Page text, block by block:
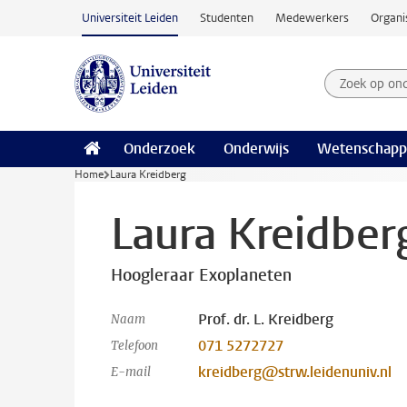
Ga naar hoofdinhoud
Universiteit Leiden Studenten Medewerkers
Zoek op
Zoekterm
Onderzoek Onderwijs
Home Laura Kreidberg
Laura
Hoogleraar Exoplaneten
Naam Prof. dr. L. Kreidberg
Telefoon 071 5272727
E-mail kreidberg@strw.leidenuniv.nl